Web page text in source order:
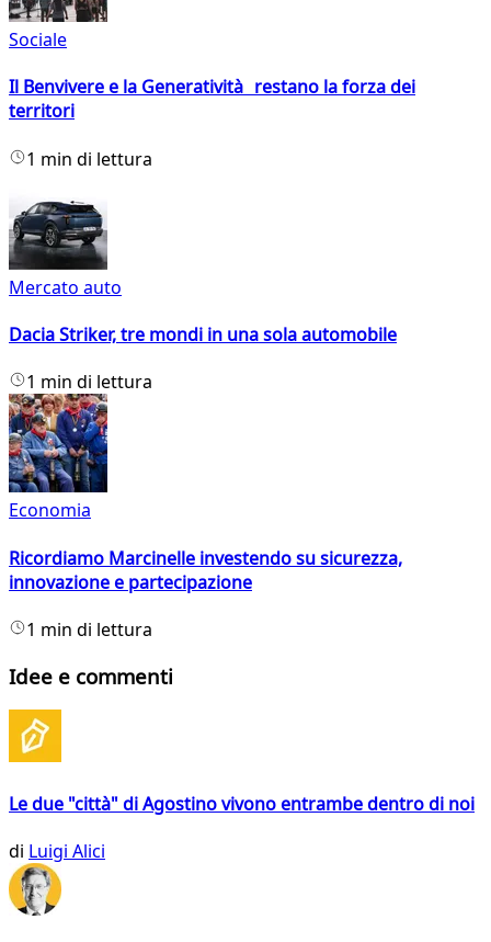
Sociale
Il Benvivere e la Generatività restano la forza dei
territori
1 min di lettura
Mercato auto
Dacia Striker, tre mondi in una sola automobile
1 min di lettura
Economia
Ricordiamo Marcinelle investendo su sicurezza,
innovazione e partecipazione
1 min di lettura
Idee e commenti
Le due "città" di Agostino vivono entrambe dentro di noi
di Luigi Alici